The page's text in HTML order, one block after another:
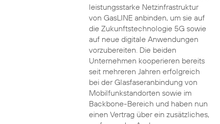
leistungsstarke Netzinfrastruktur
von GasLINE anbinden, um sie auf
die Zukunftstechnologie 5G sowie
auf neue digitale Anwendungen
vorzubereiten. Die beiden
Unternehmen kooperieren bereits
seit mehreren Jahren erfolgreich
bei der Glasfaseranbindung von
Mobilfunkstandorten sowie im
Backbone-Bereich und haben nun
einen Vertrag über ein zusätzliches,